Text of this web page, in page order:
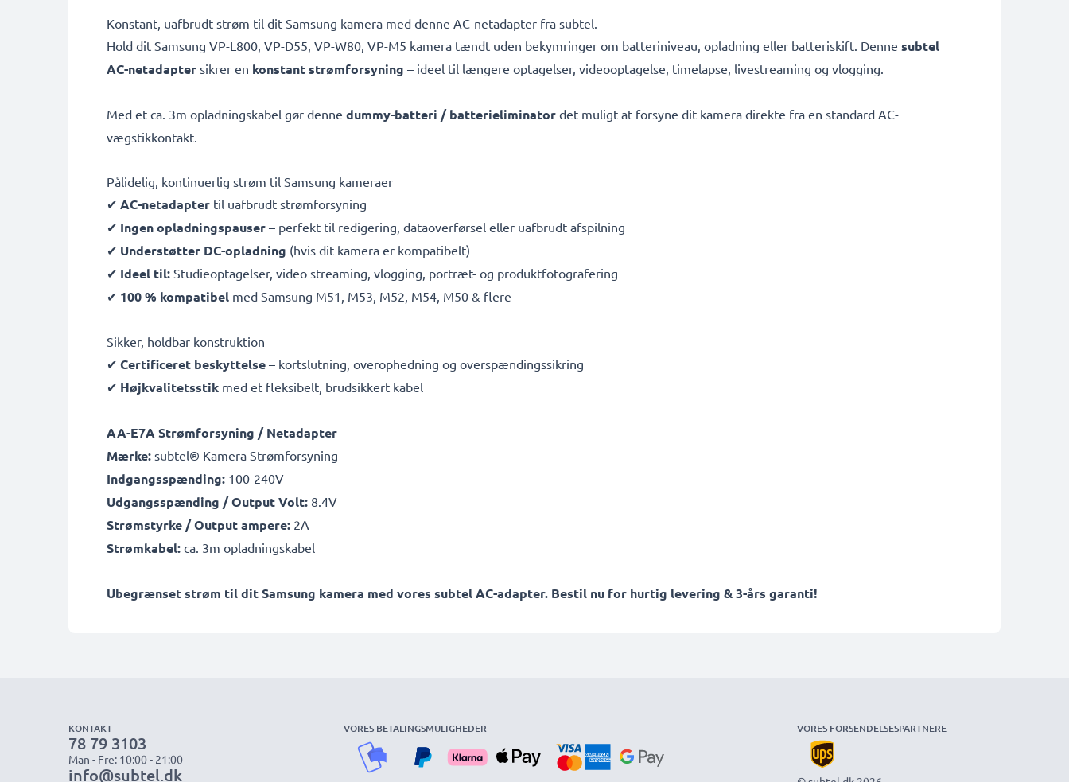
Konstant, uafbrudt strøm til dit Samsung kamera med denne AC-netadapter fra subtel.
Hold dit Samsung VP-L800, VP-D55, VP-W80, VP-M5 kamera tændt uden bekymringer om batteriniveau, opladning eller batteriskift. Denne subtel
AC-netadapter sikrer en konstant strømforsyning – ideel til længere optagelser, videooptagelse, timelapse, livestreaming og vlogging.
Med et ca. 3m opladningskabel gør denne dummy-batteri / batterieliminator det muligt at forsyne dit kamera direkte fra en standard AC-
vægstikkontakt.
Pålidelig, kontinuerlig strøm til Samsung kameraer
✔ AC-netadapter til uafbrudt strømforsyning
✔ Ingen opladningspauser – perfekt til redigering, dataoverførsel eller uafbrudt afspilning
✔ Understøtter DC-opladning (hvis dit kamera er kompatibelt)
✔ Ideel til: Studieoptagelser, video streaming, vlogging, portræt- og produktfotografering
✔ 100 % kompatibel med Samsung M51, M53, M52, M54, M50 & flere
Sikker, holdbar konstruktion
✔ Certificeret beskyttelse – kortslutning, overophedning og overspændingssikring
✔ Højkvalitetsstik med et fleksibelt, brudsikkert kabel
AA-E7A Strømforsyning / Netadapter
Mærke: subtel® Kamera Strømforsyning
Indgangsspænding: 100-240V
Udgangsspænding / Output Volt: 8.4V
Strømstyrke / Output ampere: 2A
Strømkabel: ca. 3m opladningskabel
Ubegrænset strøm til dit Samsung kamera med vores subtel AC-adapter. Bestil nu for hurtig levering & 3-års garanti!
KONTAKT
78 79 3103
Man - Fre: 10:00 - 21:00
info@subtel.dk
VORES BETALINGSMULIGHEDER VORES FORSENDELSESPARTNERE